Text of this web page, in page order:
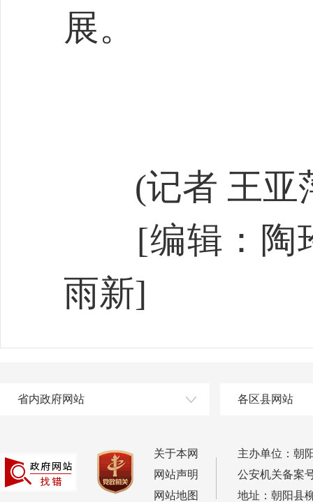
展。
(记者 王亚
[编辑：陶
雨新]
省内政府网站 各区县网站
关于本网
网站声明
网站地图
主办单位：朝
公安机关备案
地址：朝阳县